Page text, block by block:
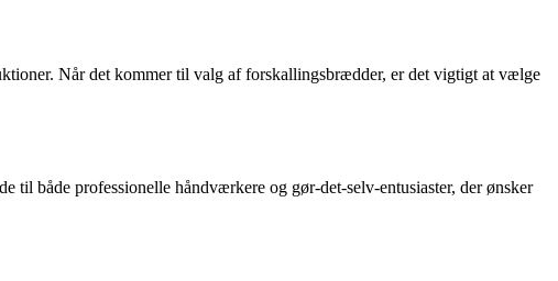
Når det kommer til valg af forskallingsbrædder, er det vigtigt at vælge
både professionelle håndværkere og gør-det-selv-entusiaster, der ønsker